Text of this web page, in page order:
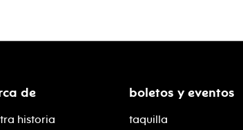
de
historia
boletos y eventos
taquilla